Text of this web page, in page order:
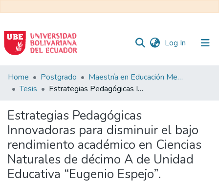
Log In (current)
Communities
&
All of DSpace
Statistics
Home Postgrado
Maestría en Educación Mención en Pedagogía en Entornos Digitales
Tesis
Estrategias Pedagógicas Innovadoras para disminuir el bajo rendimiento académico en Ciencias Naturales de décimo A de Unidad Educativa “Eugenio Espejo”.
Estrategias Pedagógicas
Innovadoras para disminuir el bajo
rendimiento académico en Ciencias
Naturales de décimo A de Unidad
Educativa “Eugenio Espejo”.